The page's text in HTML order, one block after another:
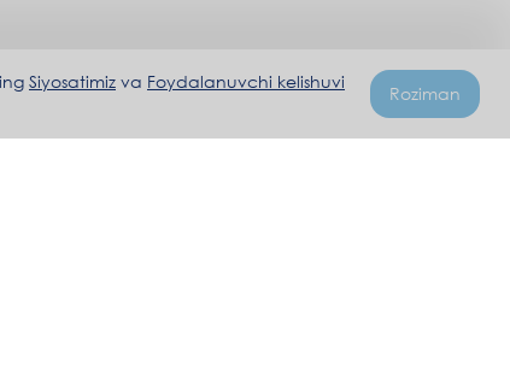
Siyosatimiz va Foydalanuvchi kelishuvi
Roziman